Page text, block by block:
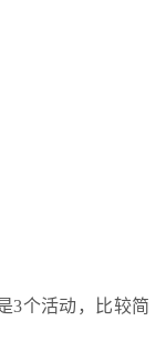
3个活动，比较简